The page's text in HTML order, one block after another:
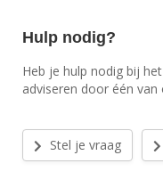
Hulp nodig?
Heb je hulp nodig bij
adviseren door één
Stel je vraag